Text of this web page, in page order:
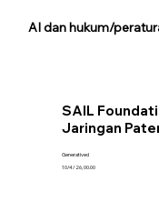
SAIL
Jaringan
Generatived
10/4/26, 00.00
AI dan hukum/